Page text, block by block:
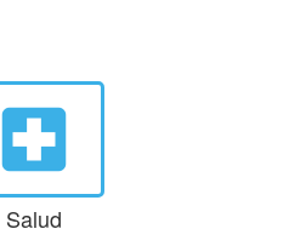
local_hospital
Salud